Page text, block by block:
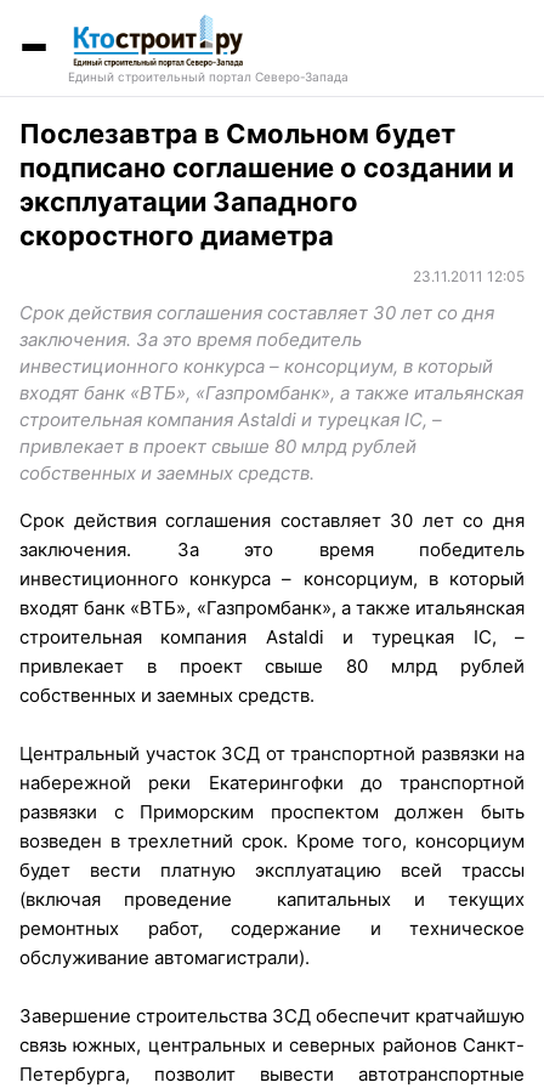
Единый строительный портал Северо-Запада
Послезавтра в Смольном будет
подписано соглашение о создании и
эксплуатации Западного
скоростного диаметра
23.11.2011 12:05
Срок действия соглашения составляет 30 лет со дня
заключения. За это время победитель
инвестиционного конкурса – консорциум, в который
входят банк «ВТБ», «Газпромбанк», а также итальянская
строительная компания Astaldi и турецкая IC, –
привлекает в проект свыше 80 млрд рублей
собственных и заемных средств.
Срок действия соглашения составляет 30 лет со дня
заключения. За это время победитель
инвестиционного конкурса – консорциум, в который
входят банк «ВТБ», «Газпромбанк», а также итальянская
строительная компания Astaldi и турецкая IC, –
привлекает в проект свыше 80 млрд рублей
собственных и заемных средств.
Центральный участок ЗСД от транспортной развязки на
набережной реки Екатерингофки до транспортной
развязки с Приморским проспектом должен быть
возведен в трехлетний срок. Кроме того, консорциум
будет вести платную эксплуатацию всей трассы
(включая проведение капитальных и текущих
ремонтных работ, содержание и техническое
обслуживание автомагистрали).
Завершение строительства ЗСД обеспечит кратчайшую
связь южных, центральных и северных районов Санкт-
Петербурга, позволит вывести автотранспортные